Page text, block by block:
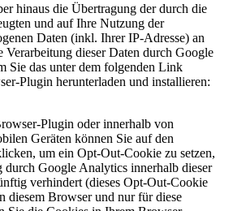
hinaus die Übertragung der durch die
und auf Ihre Nutzung der
Daten (inkl. Ihrer IP-Adresse) an
Verarbeitung dieser Daten durch Google
Sie das unter dem folgenden Link
Plugin herunterladen und installieren:
Plugin oder innerhalb von
Geräten können Sie auf den
um ein Opt-Out-Cookie zu setzen,
durch Google Analytics innerhalb dieser
verhindert (dieses Opt-Out-Cookie
diesem Browser und nur für diese